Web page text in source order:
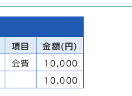
項目 金額(円)
会費 10,000
10,000